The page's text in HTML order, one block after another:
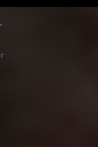
・・買いまし
生憎とモヤシの
しキャベツをボ
）以前の麺は白ぽ
唐辛子の辛みと
〆まで楽しめま
せになる味わ
（小麦・大豆・